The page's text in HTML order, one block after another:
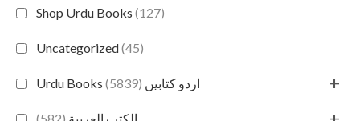
Shop Urdu Books (127)
Uncategorized(45)
Urdu Books اردو کتابیں (5839) +